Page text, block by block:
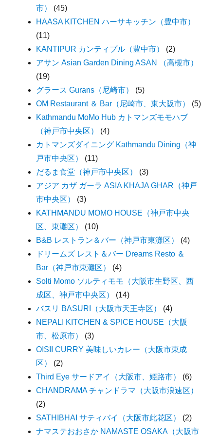
市）
(45)
HAASA KITCHEN ハーサキッチン（豊中市）
(11)
KANTIPUR カンティプル（豊中市）
(2)
アサン Asian Garden Dining ASAN （高槻市）
(19)
グラース Gurans（尼崎市）
(5)
OM Restaurant ＆ Bar（尼崎市、東大阪市）
(5)
Kathmandu MoMo Hub カトマンズモモハブ
（神戸市中央区）
(4)
カトマンズダイニング Kathmandu Dining（神
戸市中央区）
(11)
だるま食堂（神戸市中央区）
(3)
アジア カザ ガーラ ASIA KHAJA GHAR（神戸
市中央区）
(3)
KATHMANDU MOMO HOUSE（神戸市中央
区、東灘区）
(10)
B&B レストラン＆バー（神戸市東灘区）
(4)
ドリームズ レスト＆バー Dreams Resto ＆
Bar（神戸市東灘区）
(4)
Solti Momo ソルティモモ（大阪市生野区、西
成区、神戸市中央区）
(14)
バスリ BASURI（大阪市天王寺区）
(4)
NEPALI KITCHEN & SPICE HOUSE（大阪
市、松原市）
(3)
OISII CURRY 美味しいカレー（大阪市東成
区）
(2)
Third Eye サードアイ（大阪市、姫路市）
(6)
CHANDRAMA チャンドラマ（大阪市浪速区）
(2)
SATHIBHAI サティバイ（大阪市此花区）
(2)
ナマステおおさか NAMASTE OSAKA（大阪市